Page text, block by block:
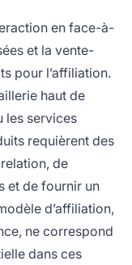
en face-à-
et la vente-
pour l’affiliation.
haut de
les services
requièrent des
de
et de fournir un
d’affiliation,
ne correspond
dans ces